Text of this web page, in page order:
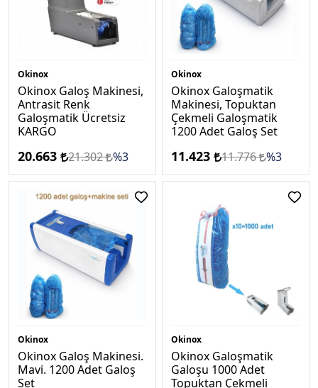
Okinox
Okinox Galoş Makinesi,
Antrasi̇t Renk
Galoşmatik Ücretsi̇z
KARGO
20.663 21.302 %3
Okinox
Okinox Galoşmatik
Makinesi, Topuktan
Çekmeli Galoşmatik
1200 Adet Galoş Set
11.423 11.776 %3
Okinox
Okinox Galoş Makinesi.
Mavi. 1200 Adet Galoş
Set
Okinox
​​​​​​Okinox Galoşmatik
Galoşu 1000 Adet
Topuktan Çekmeli